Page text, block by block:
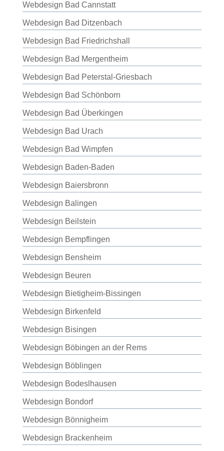
Webdesign Bad Cannstatt
Webdesign Bad Ditzenbach
Webdesign Bad Friedrichshall
Webdesign Bad Mergentheim
Webdesign Bad Peterstal-Griesbach
Webdesign Bad Schönborn
Webdesign Bad Überkingen
Webdesign Bad Urach
Webdesign Bad Wimpfen
Webdesign Baden-Baden
Webdesign Baiersbronn
Webdesign Balingen
Webdesign Beilstein
Webdesign Bempflingen
Webdesign Bensheim
Webdesign Beuren
Webdesign Bietigheim-Bissingen
Webdesign Birkenfeld
Webdesign Bisingen
Webdesign Böbingen an der Rems
Webdesign Böblingen
Webdesign Bodeslhausen
Webdesign Bondorf
Webdesign Bönnigheim
Webdesign Brackenheim